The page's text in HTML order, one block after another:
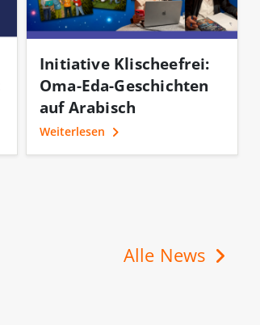
Initiative Klischeefrei:
Oma-Eda-Geschichten
auf Arabisch
Weiterlesen
Alle News